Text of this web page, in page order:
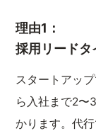
理由1：
採用リードタ
スタートアッ
ら入社まで2〜
かります。代